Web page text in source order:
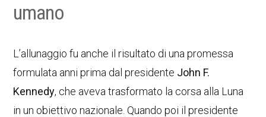
umano
L’allunaggio fu anche il risultato di una promessa
formulata anni prima dal presidente John F.
Kennedy, che aveva trasformato la corsa alla Luna
in un obiettivo nazionale. Quando poi il presidente